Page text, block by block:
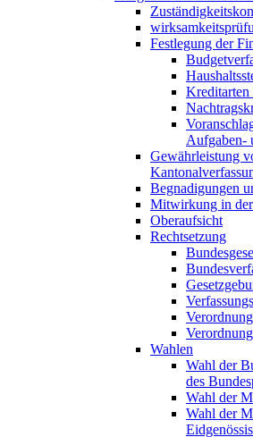
Festlegung der
Kreditarten
Aufgaben-
Gewährleistung
Begnadigungen
Mitwirkung in
Oberaufsicht
Rechtsetzung
Wahlen
Wahl der
des
Wahl der
Wahl der